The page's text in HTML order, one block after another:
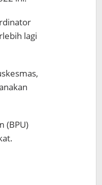
lagi
(BPU)